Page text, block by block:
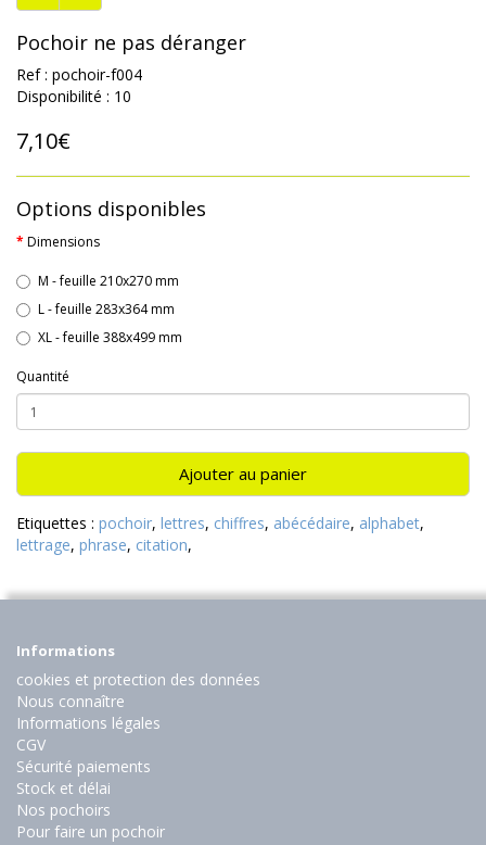
Pochoir ne pas déranger
Ref : pochoir-f004
Disponibilité : 10
7,10€
Options disponibles
Dimensions
M - feuille 210x270 mm
L - feuille 283x364 mm
XL - feuille 388x499 mm
Quantité
Ajouter au panier
Etiquettes : pochoir, lettres, chiffres, abécédaire, alphabet,
lettrage, phrase, citation,
Informations
cookies et protection des données
Nous connaître
Informations légales
CGV
Sécurité paiements
Stock et délai
Nos pochoirs
Pour faire un pochoir